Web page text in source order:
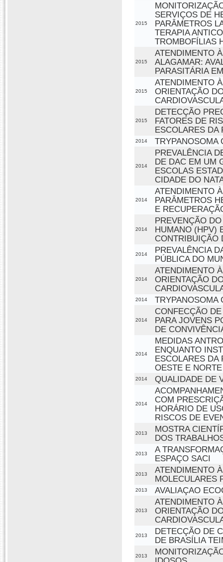
2015
SERVIÇOS DE
PARÂMETROS
TERAPIA
TROMBOFÍLIAS
2015
ATENDIMENTO
ALAGAMAR:
PARASITÁRIA
2015
ATENDIMENTO
ORIENTAÇÃO
2015
DETECÇÃO
FATORES DE
ESCOLARES DA
2014 TRYPANOSOMA
2014
PREVALÊNCIA
DE DAC EM UM
ESCOLAS
CIDADE DO
2014
ATENDIMENTO
PARÂMETROS
E
2014
PREVENÇÃO
HUMANO (HPV)
CONTRIBUIÇÃO
2014
PREVALÊNCIA
PÚBLICA DO
2014
ATENDIMENTO
ORIENTAÇÃO
2014 TRYPANOSOMA
2014
CONFECÇÃO
PARA JOVENS
DE
2014
MEDIDAS
ENQUANTO
ESCOLARES DA
OESTE E
2014 QUALIDADE DE
2014
COM
HORÁRIO DE
RISCOS DE
2013
MOSTRA
DOS
2013
A
ESPAÇO SACI
2013
ATENDIMENTO
MOLECULARES
2013 AVALIAÇAO
2013
ATENDIMENTO
ORIENTAÇÃO
2013
DETECÇÃO DE
DE BRASÍLIA
2013